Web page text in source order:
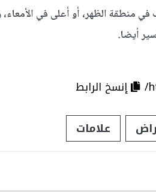
في منطقة الظهر، أو أعلى في
أيضا.
إنسخ الرابط
علامات